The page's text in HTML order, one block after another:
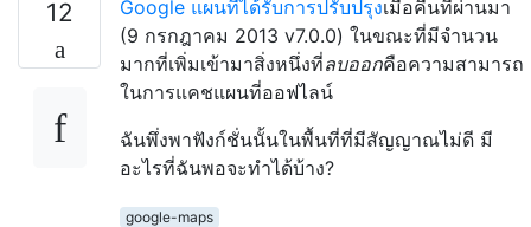
12 Google แผนที่ได้รับการปรับปรุงเมื่อคืนที่ผ่านมา
(9 กรกฎาคม 2013 v7.0.0) ในขณะที่มีจำนวน
มากที่เพิ่มเข้ามาสิ่งหนึ่งที่ลบออกคือความสามารถ
ในการแคชแผนที่ออฟไลน์
ฉันพึ่งพาฟังก์ชั่นนั้นในพื้นที่ที่มีสัญญาณไม่ดี มี
อะไรที่ฉันพอจะทำได้บ้าง?
google-maps